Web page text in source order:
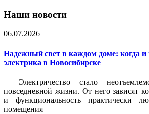
Наши новости
06.07.2026
Надежный свет в каждом доме: когда и
электрика в Новосибирске
Электричество стало
повседневной жизни. От него зависят
и функциональность практически
помещения